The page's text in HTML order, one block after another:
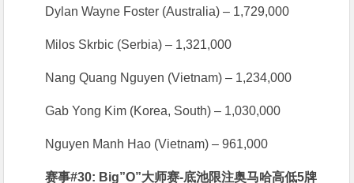
Dylan Wayne Foster (Australia) – 1,729,000
Milos Skrbic (Serbia) – 1,321,000
Nang Quang Nguyen (Vietnam) – 1,234,000
Gab Yong Kim (Korea, South) – 1,030,000
Nguyen Manh Hao (Vietnam) – 961,000
赛事#30: Big”O”大师赛-底池限注奥马哈高低5牌